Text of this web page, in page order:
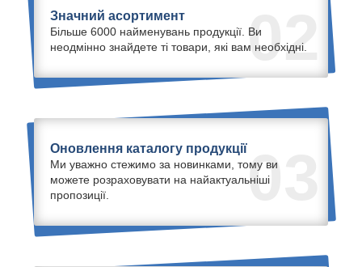
02
Значний асортимент
Більше 6000 найменувань продукції. Ви
неодмінно знайдете ті товари, які вам необхідні.
03
Оновлення каталогу продукції
Ми уважно стежимо за новинками, тому ви
можете розраховувати на найактуальніші
пропозиції.